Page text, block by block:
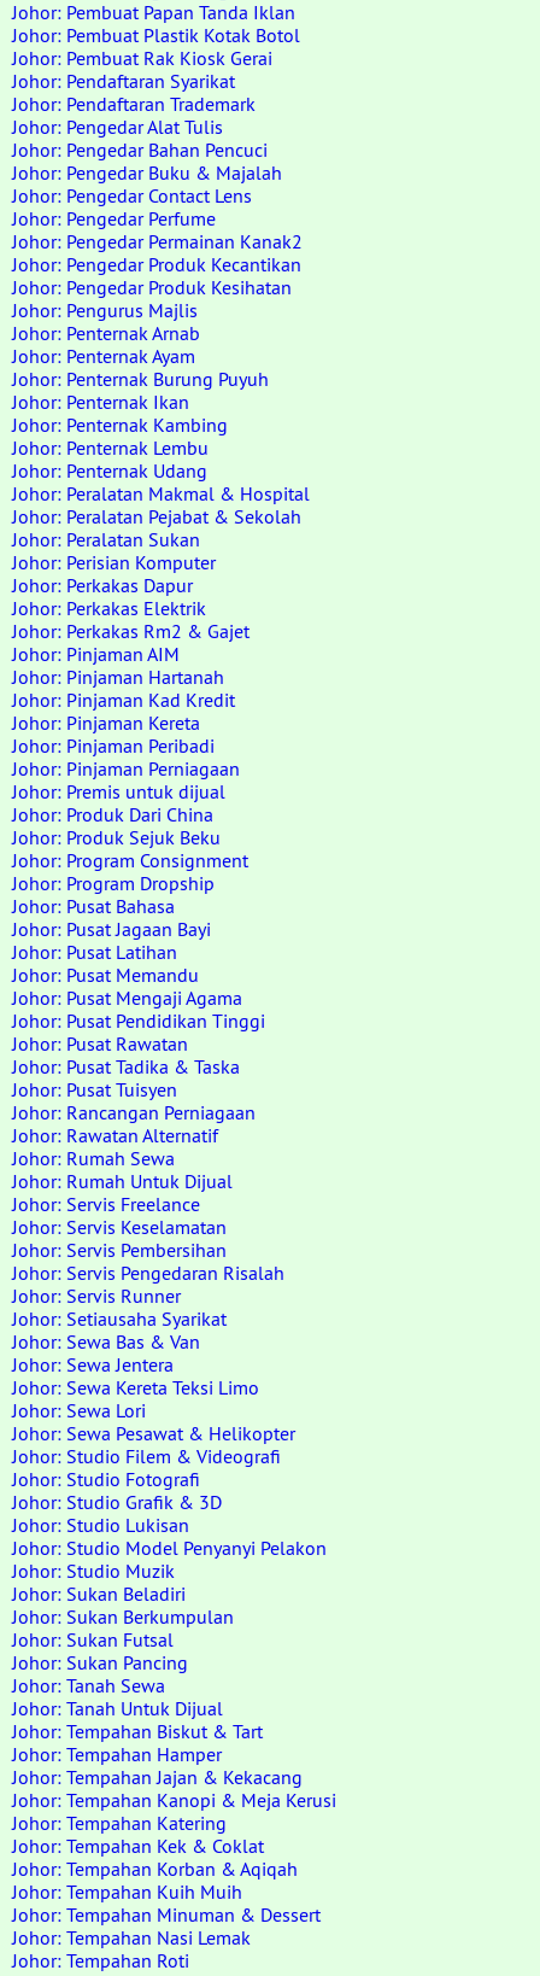
Johor: Pembuat Papan Tanda Iklan
Johor: Pembuat Plastik Kotak Botol
Johor: Pembuat Rak Kiosk Gerai
Johor: Pendaftaran Syarikat
Johor: Pendaftaran Trademark
Johor: Pengedar Alat Tulis
Johor: Pengedar Bahan Pencuci
Johor: Pengedar Buku & Majalah
Johor: Pengedar Contact Lens
Johor: Pengedar Perfume
Johor: Pengedar Permainan Kanak2
Johor: Pengedar Produk Kecantikan
Johor: Pengedar Produk Kesihatan
Johor: Pengurus Majlis
Johor: Penternak Arnab
Johor: Penternak Ayam
Johor: Penternak Burung Puyuh
Johor: Penternak Ikan
Johor: Penternak Kambing
Johor: Penternak Lembu
Johor: Penternak Udang
Johor: Peralatan Makmal & Hospital
Johor: Peralatan Pejabat & Sekolah
Johor: Peralatan Sukan
Johor: Perisian Komputer
Johor: Perkakas Dapur
Johor: Perkakas Elektrik
Johor: Perkakas Rm2 & Gajet
Johor: Pinjaman AIM
Johor: Pinjaman Hartanah
Johor: Pinjaman Kad Kredit
Johor: Pinjaman Kereta
Johor: Pinjaman Peribadi
Johor: Pinjaman Perniagaan
Johor: Premis untuk dijual
Johor: Produk Dari China
Johor: Produk Sejuk Beku
Johor: Program Consignment
Johor: Program Dropship
Johor: Pusat Bahasa
Johor: Pusat Jagaan Bayi
Johor: Pusat Latihan
Johor: Pusat Memandu
Johor: Pusat Mengaji Agama
Johor: Pusat Pendidikan Tinggi
Johor: Pusat Rawatan
Johor: Pusat Tadika & Taska
Johor: Pusat Tuisyen
Johor: Rancangan Perniagaan
Johor: Rawatan Alternatif
Johor: Rumah Sewa
Johor: Rumah Untuk Dijual
Johor: Servis Freelance
Johor: Servis Keselamatan
Johor: Servis Pembersihan
Johor: Servis Pengedaran Risalah
Johor: Servis Runner
Johor: Setiausaha Syarikat
Johor: Sewa Bas & Van
Johor: Sewa Jentera
Johor: Sewa Kereta Teksi Limo
Johor: Sewa Lori
Johor: Sewa Pesawat & Helikopter
Johor: Studio Filem & Videografi
Johor: Studio Fotografi
Johor: Studio Grafik & 3D
Johor: Studio Lukisan
Johor: Studio Model Penyanyi Pelakon
Johor: Studio Muzik
Johor: Sukan Beladiri
Johor: Sukan Berkumpulan
Johor: Sukan Futsal
Johor: Sukan Pancing
Johor: Tanah Sewa
Johor: Tanah Untuk Dijual
Johor: Tempahan Biskut & Tart
Johor: Tempahan Hamper
Johor: Tempahan Jajan & Kekacang
Johor: Tempahan Kanopi & Meja Kerusi
Johor: Tempahan Katering
Johor: Tempahan Kek & Coklat
Johor: Tempahan Korban & Aqiqah
Johor: Tempahan Kuih Muih
Johor: Tempahan Minuman & Dessert
Johor: Tempahan Nasi Lemak
Johor: Tempahan Roti